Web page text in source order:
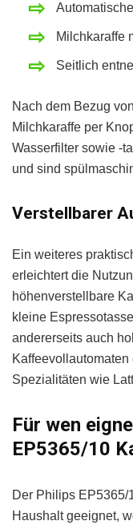
Milchkaraffe
Seitlich
Nach dem Bezug
Milchkaraffe per
Wasserfilter sowie -
und sind
Verstellbarer
Ein weiteres
erleichtert die
höhenverstellbare
kleine
andererseits auch
Spezialitäten wie
Für wen
EP5365/10
Der Philips
Haushalt geeignet,